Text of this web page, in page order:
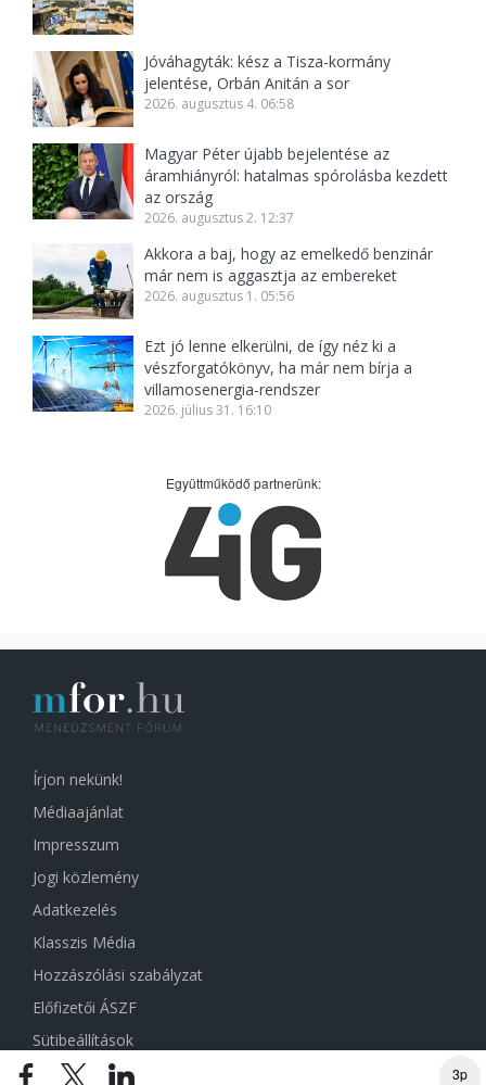
3p
Jóváhagyták: kész a Tisza-kormány
jelentése, Orbán Anitán a sor
2026. augusztus 4. 06:58
Magyar Péter újabb bejelentése az
áramhiányról: hatalmas spórolásba kezdett
az ország
2026. augusztus 2. 12:37
Akkora a baj, hogy az emelkedő benzinár
már nem is aggasztja az embereket
2026. augusztus 1. 05:56
Ezt jó lenne elkerülni, de így néz ki a
vészforgatókönyv, ha már nem bírja a
villamosenergia-rendszer
2026. július 31. 16:10
Együttműködő partnerünk:
Írjon nekünk!
Médiaajánlat
Impresszum
Jogi közlemény
Adatkezelés
Klasszis Média
Hozzászólási szabályzat
Előfizetői ÁSZF
Sütibeállítások